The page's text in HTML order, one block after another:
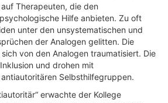
Therapeuten, die den
Hilfe anbieten. Zu oft
unter den unsystematischen und
der Analogen gelitten. Die
von den Analogen traumatisiert. Die
und drohen mit
Selbsthilfegruppen.
erwachte der Kollege